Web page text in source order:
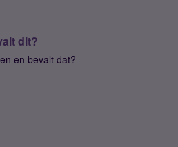
dit?
en bevalt dat?